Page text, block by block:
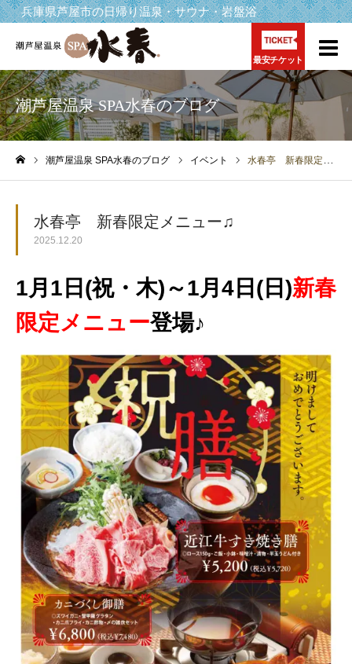
兵庫県芦屋市の日帰り温泉・サウナ・岩盤浴
最安チケット
潮芦屋温泉 SPA水春のブログ
潮芦屋温泉 SPA水春のブログ イベント 水春亭 新春限定メニュー♫
水春亭 新春限定メニュー♫
2025.12.20
1月1日(祝・木)～1月4日(日)新春
限定メニュー登場♪